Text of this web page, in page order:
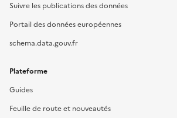
Suivre les publications des données
Portail des données européennes
schema.data.gouv.fr
Plateforme
Guides
Feuille de route et nouveautés